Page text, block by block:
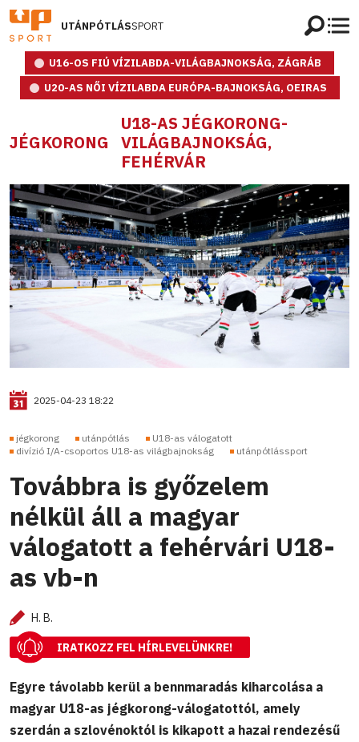
UTÁNPÓTLÁSSPORT
U16-OS FIÚ VÍZILABDA-VILÁGBAJNOKSÁG, ZÁGRÁB
U20-AS NŐI VÍZILABDA EURÓPA-BAJNOKSÁG, OEIRAS
JÉGKORONG
U18-AS JÉGKORONG-
VILÁGBAJNOKSÁG,
FEHÉRVÁR
2025-04-23 18:22
jégkorong utánpótlás
U18-as válogatott
divízió I/A-csoportos U18-as világbajnokság
utánpótlássport
Továbbra is győzelem
nélkül áll a magyar
válogatott a fehérvári U18-
as vb-n
H. B.
IRATKOZZ FEL HÍRLEVELÜNKRE!
Egyre távolabb kerül a bennmaradás kiharcolása a
magyar U18-as jégkorong-válogatottól, amely
szerdán a szlovénoktól is kikapott a hazai rendezésű